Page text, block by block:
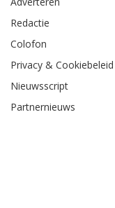
Redactie
Colofon
Privacy & Cookiebeleid
Nieuwsscript
Partnernieuws